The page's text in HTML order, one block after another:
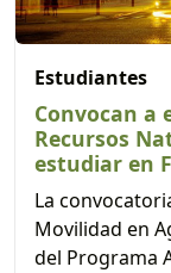
Estudiantes
Convocan a
Recursos
estudiar en
La
Movilidad en
del Programa